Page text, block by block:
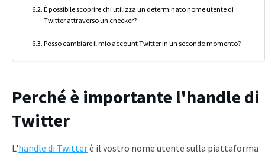
È possibile scoprire chi utilizza un determinato nome utente di
Twitter attraverso un checker?
Posso cambiare il mio account Twitter in un secondo momento?
Perché è importante l'handle di
Twitter
L'handle di Twitterè il vostro nome utente sulla piattaforma